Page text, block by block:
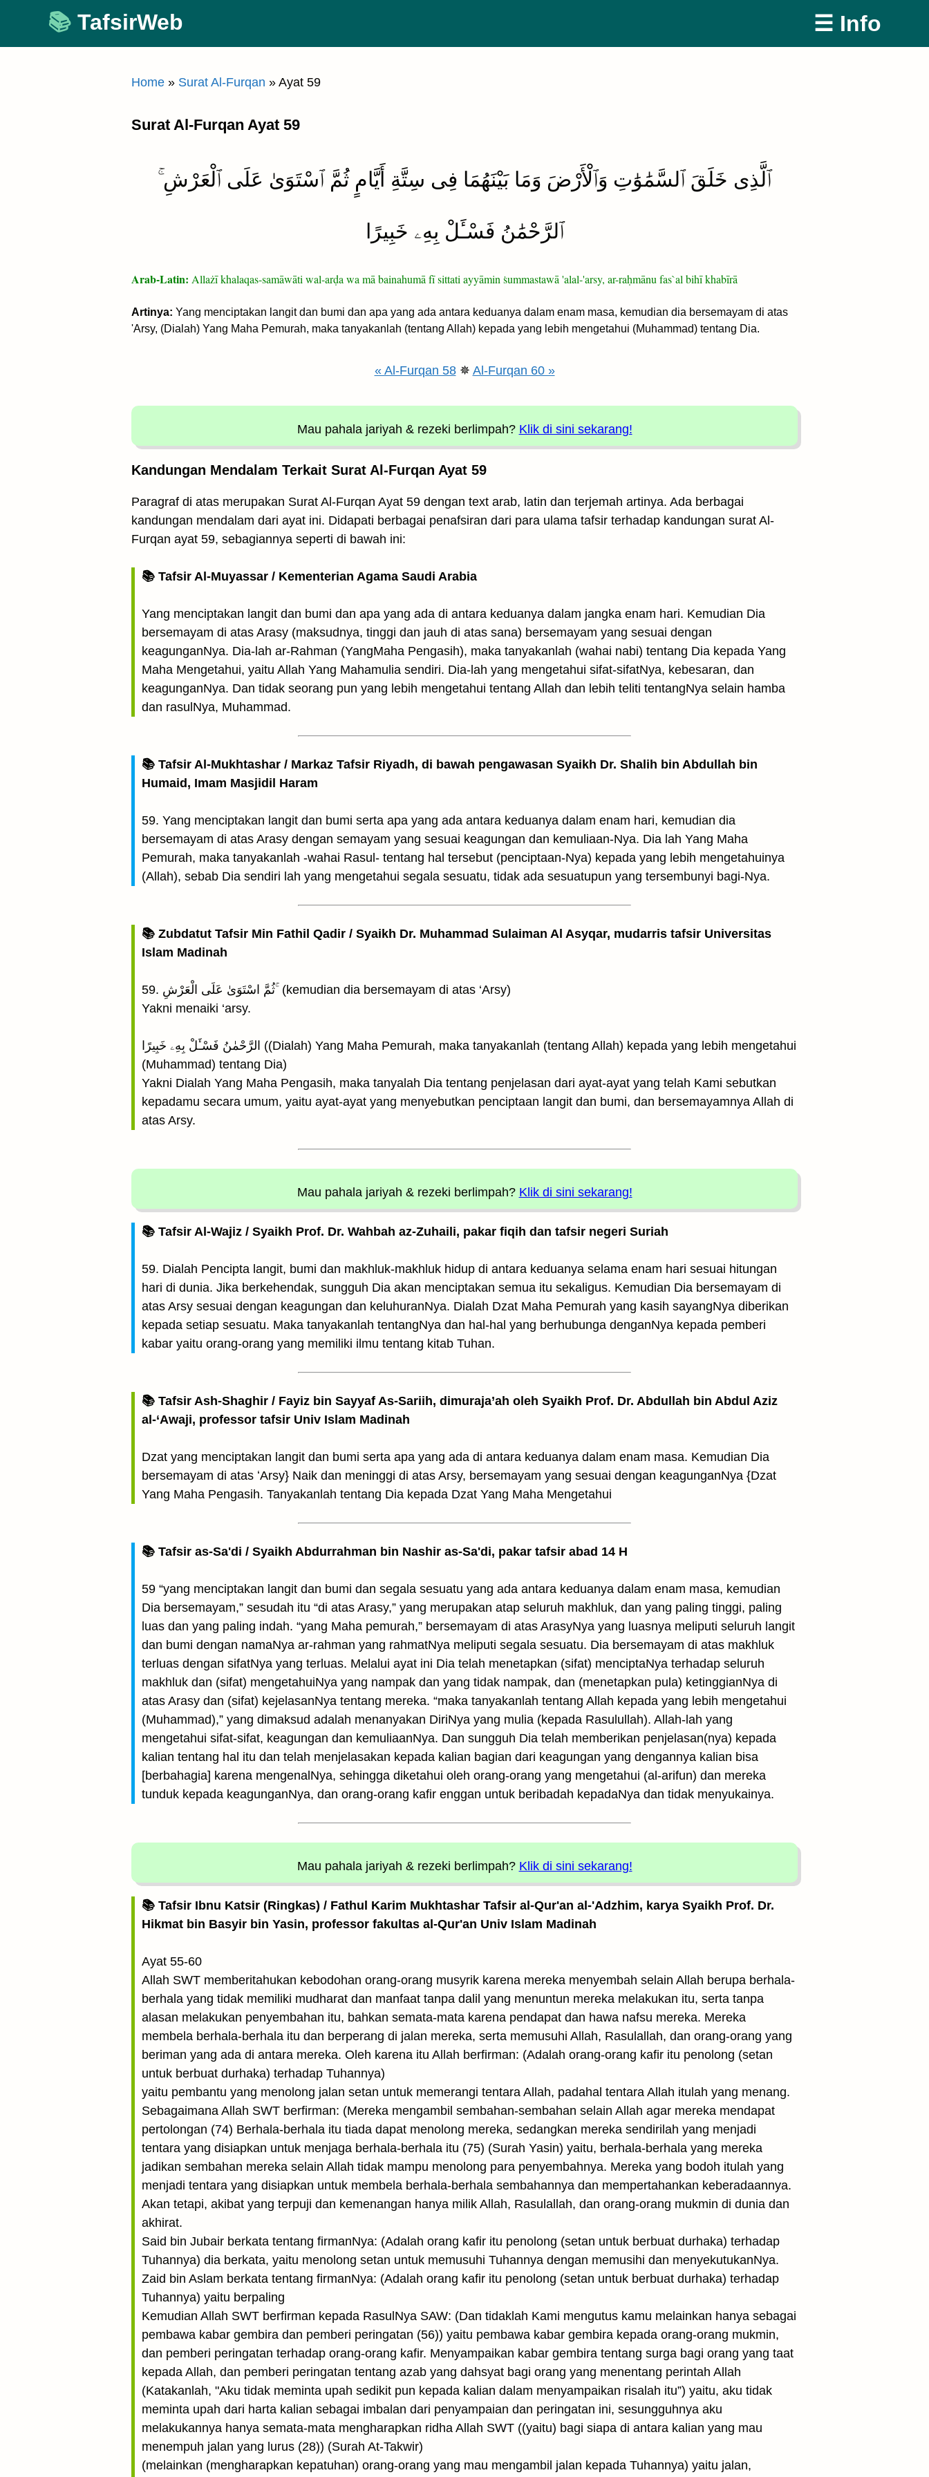
content
TafsirWeb ☰ Info
Home » Surat Al-Furqan » Ayat 59
Surat Al-Furqan Ayat 59
ٱلَّذِى خَلَقَ ٱلسَّمَٰوَٰتِ وَٱلْأَرْضَ وَمَا بَيْنَهُمَا فِى سِتَّةِ أَيَّامٍ ثُمَّ ٱسْتَوَىٰ عَلَى ٱلْعَرْشِ ۚ
ٱلرَّحْمَٰنُ فَسْـَٔلْ بِهِۦ خَبِيرًا
Arab-Latin: Allażī khalaqas-samāwāti wal-arḍa wa mā bainahumā fī sittati ayyāmin ṡummastawā 'alal-'arsy, ar-raḥmānu fas`al bihī khabīrā
Artinya: Yang menciptakan langit dan bumi dan apa yang ada antara keduanya dalam enam masa, kemudian dia bersemayam di atas
'Arsy, (Dialah) Yang Maha Pemurah, maka tanyakanlah (tentang Allah) kepada yang lebih mengetahui (Muhammad) tentang Dia.
« Al-Furqan 58✵ Al-Furqan 60 »
Mau pahala jariyah & rezeki berlimpah? Klik di sini sekarang!
Kandungan Mendalam Terkait Surat Al-Furqan Ayat 59
Paragraf di atas merupakan Surat Al-Furqan Ayat 59 dengan text arab, latin dan terjemah artinya. Ada berbagai
kandungan mendalam dari ayat ini. Didapati berbagai penafsiran dari para ulama tafsir terhadap kandungan surat Al-
Furqan ayat 59, sebagiannya seperti di bawah ini:
📚 Tafsir Al-Muyassar / Kementerian Agama Saudi Arabia
Yang menciptakan langit dan bumi dan apa yang ada di antara keduanya dalam jangka enam hari. Kemudian Dia
bersemayam di atas Arasy (maksudnya, tinggi dan jauh di atas sana) bersemayam yang sesuai dengan
keagunganNya. Dia-lah ar-Rahman (YangMaha Pengasih), maka tanyakanlah (wahai nabi) tentang Dia kepada Yang
Maha Mengetahui, yaitu Allah Yang Mahamulia sendiri. Dia-lah yang mengetahui sifat-sifatNya, kebesaran, dan
keagunganNya. Dan tidak seorang pun yang lebih mengetahui tentang Allah dan lebih teliti tentangNya selain hamba
dan rasulNya, Muhammad.
📚 Tafsir Al-Mukhtashar / Markaz Tafsir Riyadh, di bawah pengawasan Syaikh Dr. Shalih bin Abdullah bin
Humaid, Imam Masjidil Haram
59. Yang menciptakan langit dan bumi serta apa yang ada antara keduanya dalam enam hari, kemudian dia
bersemayam di atas Arasy dengan semayam yang sesuai keagungan dan kemuliaan-Nya. Dia lah Yang Maha
Pemurah, maka tanyakanlah -wahai Rasul- tentang hal tersebut (penciptaan-Nya) kepada yang lebih mengetahuinya
(Allah), sebab Dia sendiri lah yang mengetahui segala sesuatu, tidak ada sesuatupun yang tersembunyi bagi-Nya.
📚 Zubdatut Tafsir Min Fathil Qadir / Syaikh Dr. Muhammad Sulaiman Al Asyqar, mudarris tafsir Universitas
Islam Madinah
59. ثُمَّ اسْتَوَىٰ عَلَى الْعَرْشِ ۚ (kemudian dia bersemayam di atas ‘Arsy)
Yakni menaiki ‘arsy.
الرَّحْمٰنُ فَسْـَٔلْ بِهِۦ خَبِيرًا ((Dialah) Yang Maha Pemurah, maka tanyakanlah (tentang Allah) kepada yang lebih mengetahui
(Muhammad) tentang Dia)
Yakni Dialah Yang Maha Pengasih, maka tanyalah Dia tentang penjelasan dari ayat-ayat yang telah Kami sebutkan
kepadamu secara umum, yaitu ayat-ayat yang menyebutkan penciptaan langit dan bumi, dan bersemayamnya Allah di
atas Arsy.
Mau pahala jariyah & rezeki berlimpah? Klik di sini sekarang!
📚 Tafsir Al-Wajiz / Syaikh Prof. Dr. Wahbah az-Zuhaili, pakar fiqih dan tafsir negeri Suriah
59. Dialah Pencipta langit, bumi dan makhluk-makhluk hidup di antara keduanya selama enam hari sesuai hitungan
hari di dunia. Jika berkehendak, sungguh Dia akan menciptakan semua itu sekaligus. Kemudian Dia bersemayam di
atas Arsy sesuai dengan keagungan dan keluhuranNya. Dialah Dzat Maha Pemurah yang kasih sayangNya diberikan
kepada setiap sesuatu. Maka tanyakanlah tentangNya dan hal-hal yang berhubunga denganNya kepada pemberi
kabar yaitu orang-orang yang memiliki ilmu tentang kitab Tuhan.
📚 Tafsir Ash-Shaghir / Fayiz bin Sayyaf As-Sariih, dimuraja’ah oleh Syaikh Prof. Dr. Abdullah bin Abdul Aziz
al-‘Awaji, professor tafsir Univ Islam Madinah
Dzat yang menciptakan langit dan bumi serta apa yang ada di antara keduanya dalam enam masa. Kemudian Dia
bersemayam di atas ʻArsy} Naik dan meninggi di atas Arsy, bersemayam yang sesuai dengan keagunganNya {Dzat
Yang Maha Pengasih. Tanyakanlah tentang Dia kepada Dzat Yang Maha Mengetahui
📚 Tafsir as-Sa'di / Syaikh Abdurrahman bin Nashir as-Sa'di, pakar tafsir abad 14 H
59 “yang menciptakan langit dan bumi dan segala sesuatu yang ada antara keduanya dalam enam masa, kemudian
Dia bersemayam,” sesudah itu “di atas Arasy,” yang merupakan atap seluruh makhluk, dan yang paling tinggi, paling
luas dan yang paling indah. “yang Maha pemurah,” bersemayam di atas ArasyNya yang luasnya meliputi seluruh langit
dan bumi dengan namaNya ar-rahman yang rahmatNya meliputi segala sesuatu. Dia bersemayam di atas makhluk
terluas dengan sifatNya yang terluas. Melalui ayat ini Dia telah menetapkan (sifat) menciptaNya terhadap seluruh
makhluk dan (sifat) mengetahuiNya yang nampak dan yang tidak nampak, dan (menetapkan pula) ketinggianNya di
atas Arasy dan (sifat) kejelasanNya tentang mereka. “maka tanyakanlah tentang Allah kepada yang lebih mengetahui
(Muhammad),” yang dimaksud adalah menanyakan DiriNya yang mulia (kepada Rasulullah). Allah-lah yang
mengetahui sifat-sifat, keagungan dan kemuliaanNya. Dan sungguh Dia telah memberikan penjelasan(nya) kepada
kalian tentang hal itu dan telah menjelasakan kepada kalian bagian dari keagungan yang dengannya kalian bisa
[berbahagia] karena mengenalNya, sehingga diketahui oleh orang-orang yang mengetahui (al-arifun) dan mereka
tunduk kepada keagunganNya, dan orang-orang kafir enggan untuk beribadah kepadaNya dan tidak menyukainya.
Mau pahala jariyah & rezeki berlimpah? Klik di sini sekarang!
📚 Tafsir Ibnu Katsir (Ringkas) / Fathul Karim Mukhtashar Tafsir al-Qur'an al-'Adzhim, karya Syaikh Prof. Dr.
Hikmat bin Basyir bin Yasin, professor fakultas al-Qur'an Univ Islam Madinah
Ayat 55-60
Allah SWT memberitahukan kebodohan orang-orang musyrik karena mereka menyembah selain Allah berupa berhala-
berhala yang tidak memiliki mudharat dan manfaat tanpa dalil yang menuntun mereka melakukan itu, serta tanpa
alasan melakukan penyembahan itu, bahkan semata-mata karena pendapat dan hawa nafsu mereka. Mereka
membela berhala-berhala itu dan berperang di jalan mereka, serta memusuhi Allah, Rasulallah, dan orang-orang yang
beriman yang ada di antara mereka. Oleh karena itu Allah berfirman: (Adalah orang-orang kafir itu penolong (setan
untuk berbuat durhaka) terhadap Tuhannya)
yaitu pembantu yang menolong jalan setan untuk memerangi tentara Allah, padahal tentara Allah itulah yang menang.
Sebagaimana Allah SWT berfirman: (Mereka mengambil sembahan-sembahan selain Allah agar mereka mendapat
pertolongan (74) Berhala-berhala itu tiada dapat menolong mereka, sedangkan mereka sendirilah yang menjadi
tentara yang disiapkan untuk menjaga berhala-berhala itu (75) (Surah Yasin) yaitu, berhala-berhala yang mereka
jadikan sembahan mereka selain Allah tidak mampu menolong para penyembahnya. Mereka yang bodoh itulah yang
menjadi tentara yang disiapkan untuk membela berhala-berhala sembahannya dan mempertahankan ke­beradaannya.
Akan tetapi, akibat yang terpuji dan kemenangan hanya milik Allah, Rasulallah, dan orang-orang mukmin di dunia dan
akhirat.
Said bin Jubair berkata tentang firmanNya: (Adalah orang kafir itu penolong (setan untuk berbuat durhaka) terhadap
Tuhannya) dia berkata, yaitu menolong setan untuk memusuhi Tuhannya dengan memusihi dan menyekutukanNya.
Zaid bin Aslam berkata tentang firmanNya: (Adalah orang kafir itu penolong (setan untuk berbuat durhaka) terhadap
Tuhannya) yaitu berpaling
Kemudian Allah SWT berfirman kepada RasulNya SAW: (Dan tidaklah Kami mengutus kamu melainkan hanya sebagai
pembawa kabar gembira dan pemberi peringatan (56)) yaitu pembawa kabar gembira kepada orang-orang mukmin,
dan pemberi peringatan terhadap orang-orang kafir. Menyampaikan kabar gembira tentang surga bagi orang yang taat
kepada Allah, dan pemberi peringatan tentang azab yang dahsyat bagi orang yang menentang perintah Allah
(Katakanlah, "Aku tidak meminta upah sedikit pun kepada kalian dalam menyampaikan risalah itu”) yaitu, aku tidak
meminta upah dari harta kalian sebagai imbalan dari penyampaian dan peringatan ini, sesungguhnya aku
melakukannya hanya semata-mata mengharapkan ridha Allah SWT ((yaitu) bagi siapa di antara kalian yang mau
menempuh jalan yang lurus (28)) (Surah At-Takwir)
(melainkan (mengharapkan kepatuhan) orang-orang yang mau mengambil jalan kepada Tuhannya) yaitu jalan,